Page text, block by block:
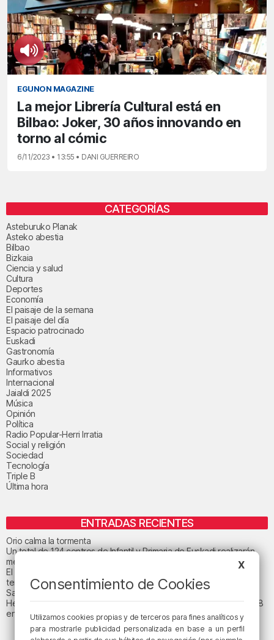
EGUNON MAGAZINE
La mejor Librería Cultural está en
Bilbao: Joker, 30 años innovando en
torno al cómic
6/11/2023 • 13:55 • DANI GUERREIRO
CATEGORÍAS
Asteburuko Planak
Asteko abestia
Bilbao
Bizkaia
Ciencia y salud
Cultura
Deportes
Economía
El paisaje de la semana
El paisaje del día
Espacio patrocinado
Euskadi
Gastronomía
Gaurko abestia
Informativos
Internacional
Jaialdi 2025
Música
Opinión
Política
Radio Popular-Herri Irratia
Social y religión
Sociedad
Tecnología
Triple B
Última hora
ENTRADAS RECIENTES
Orio calma la tormenta
Un total de 124 centros de Infantil y Primaria de Euskadi realizarán
mejoras con una inversión de 19,3 millones
El tiempo este viernes en Bizkaia: subida notable de las
temperaturas máximas
San Juan de Gaztelugatxe cerrará el día del eclipse
Heridas dos personas en un accidente entre tres vehículos en la A8
en Muskiz
X
Consentimiento de Cookies
Utilizamos cookies propias y de terceros para fines analíticos y
para mostrarle publicidad personalizada en base a un perfil